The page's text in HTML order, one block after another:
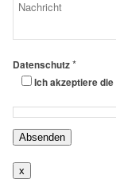
Datenschutz*
Ich akzeptiere die
Absenden
x